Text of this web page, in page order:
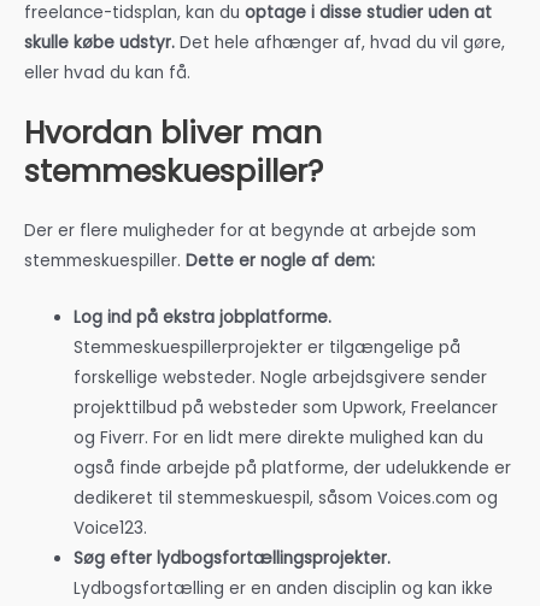
freelance-tidsplan, kan du optage i disse studier uden at
skulle købe udstyr. Det hele afhænger af, hvad du vil gøre,
eller hvad du kan få.
Hvordan bliver man
stemmeskuespiller?
Der er flere muligheder for at begynde at arbejde som
stemmeskuespiller. Dette er nogle af dem:
Log ind på ekstra jobplatforme.
Stemmeskuespillerprojekter er tilgængelige på
forskellige websteder. Nogle arbejdsgivere sender
projekttilbud på websteder som Upwork, Freelancer
og Fiverr. For en lidt mere direkte mulighed kan du
også finde arbejde på platforme, der udelukkende er
dedikeret til stemmeskuespil, såsom Voices.com og
Voice123.
Søg efter lydbogsfortællingsprojekter.
Lydbogsfortælling er en anden disciplin og kan ikke